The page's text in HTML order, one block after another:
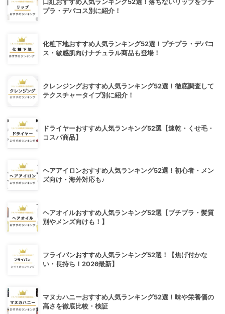
口紅おすすめ人気ランキング52選！落ちないリップをプチ
プラ・デパコス別に紹介！
化粧下地おすすめ人気ランキング52選！プチプラ・デパコ
ス・敏感肌向けナチュラル商品も登場！
クレンジングおすすめ人気ランキング52選！徹底調査して
テクスチャータイプ別に紹介！
ドライヤーおすすめ人気ランキング52選【速乾・くせ毛・
コスパ商品】
ヘアアイロンおすすめ人気ランキング52選！初心者・メン
ズ向け・海外対応も♪
ヘアオイルおすすめ人気ランキング52選【プチプラ・髪質
別やメンズ向けも！】
フライパンおすすめ人気ランキング52選！【焦げ付かな
い・長持ち！2026最新】
マヌカハニーおすすめ人気ランキング52選！味や栄養価の
高さを徹底比較・検証